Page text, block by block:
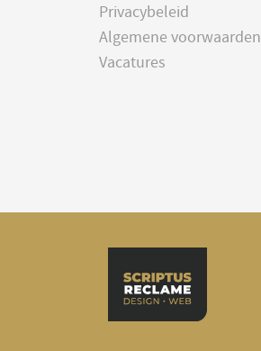
Privacybeleid
Algemene voorwaarden
Vacatures